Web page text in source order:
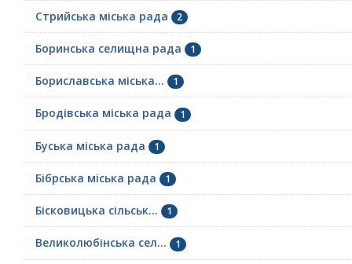
Стрийська міська рада 2
Боринська селищна рада 1
Бориславська міська... 1
Бродівська міська рада 1
Буська міська рада 1
Бібрська міська рада 1
Бісковицька сільськ... 1
Великолюбінська сел... 1